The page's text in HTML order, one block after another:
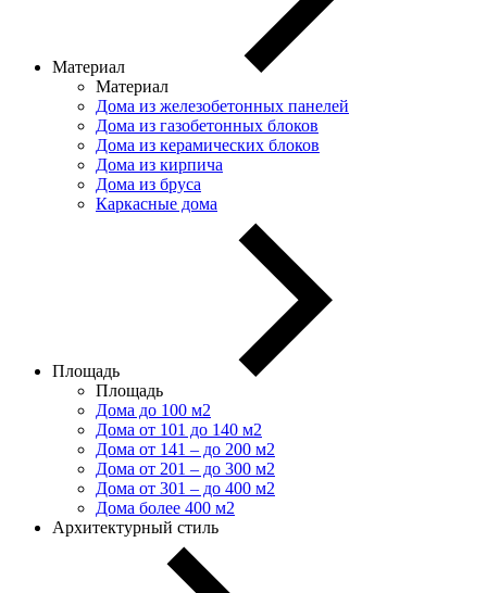
Материал
Материал
Дома из железобетонных панелей
Дома из газобетонных блоков
Дома из керамических блоков
Дома из кирпича
Дома из бруса
Каркасные дома
Площадь
Площадь
Дома до 100 м2
Дома от 101 до 140 м2
Дома от 141 – до 200 м2
Дома от 201 – до 300 м2
Дома от 301 – до 400 м2
Дома более 400 м2
Архитектурный стиль